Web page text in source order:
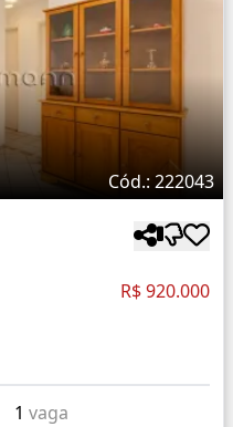
Cód.: 222043
R$ 920.000
1vaga